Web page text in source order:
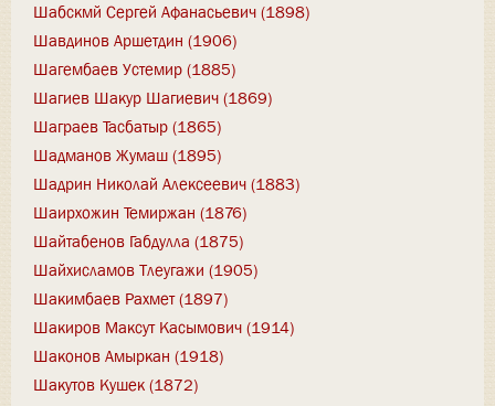
Шабскмй Сергей Афанасьевич (1898)
Шавдинов Аршетдин (1906)
Шагембаев Устемир (1885)
Шагиев Шакур Шагиевич (1869)
Шаграев Тасбатыр (1865)
Шадманов Жумаш (1895)
Шадрин Николай Алексеевич (1883)
Шаирхожин Темиржан (1876)
Шайтабенов Габдулла (1875)
Шайхисламов Тлеугажи (1905)
Шакимбаев Рахмет (1897)
Шакиров Максут Касымович (1914)
Шаконов Амыркан (1918)
Шакутов Кушек (1872)